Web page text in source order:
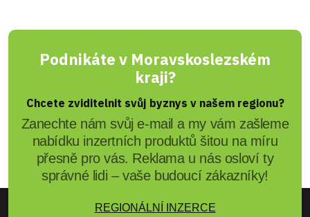
Podnikáte v Moravskoslezském
kraji?
Chcete zviditelnit svůj byznys v našem regionu?
Zanechte nám svůj e-mail a my vám zašleme
nabídku inzertních produktů šitou na míru
přesně pro vás. Reklama u nás osloví ty
správné lidi – vaše budoucí zákazníky!
REGIONÁLNÍ INZERCE